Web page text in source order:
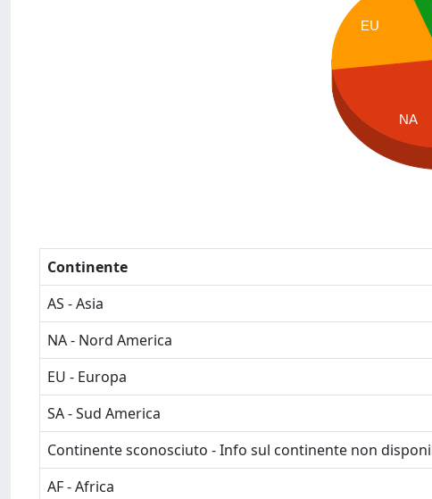
EU
NA
Continente
AS - Asia
NA - Nord America
EU - Europa
SA - Sud America
Continente sconosciuto - Info sul continente non
AF - Africa